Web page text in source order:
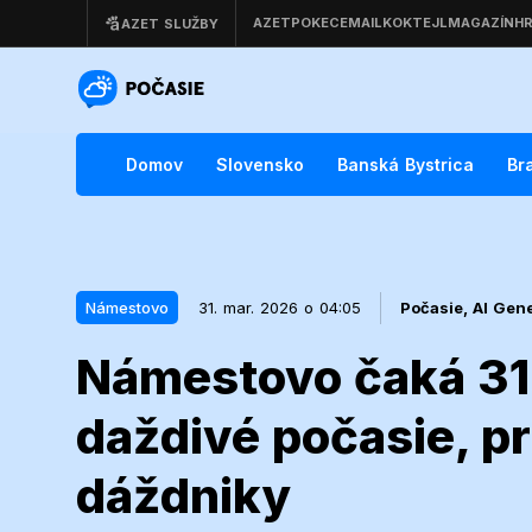
Domov Slovensko Banská Bystrica
Námestovo 31. mar. 2026 o 04:05 Počasie, AI
Námestovo čaká
daždivé počasie,
dáždniky
Námestovo
Námestovo